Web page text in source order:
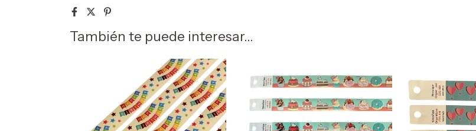
También te puede interesar...